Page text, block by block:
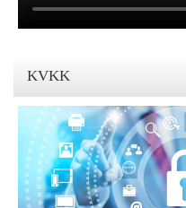
KVKK